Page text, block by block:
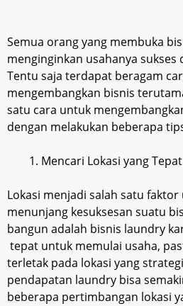
Semua orang yang membuka
menginginkan usahanya
Tentu saja terdapat beragam
mengembangkan bisnis
satu cara untuk
dengan melakukan beberapa
Mencari Lokasi yang Tepat
Lokasi menjadi salah satu
menunjang kesuksesan suatu
bangun adalah bisnis laundry
tepat untuk memulai usaha,
terletak pada lokasi yang
pendapatan laundry bisa
beberapa pertimbangan lokasi